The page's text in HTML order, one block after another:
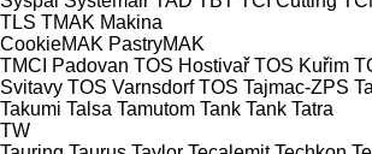
TLS TMAK Makina
CookieMAK PastryMAK
TMCI Padovan TOS Hostivař TOS Kuřim
Svitavy TOS Varnsdorf TOS Tajmac-ZPS
Takumi Talsa Tamutom Tank Tank Tatra
TW